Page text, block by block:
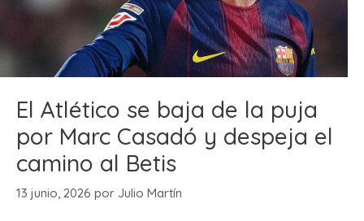
El Atlético se baja de la puja
por Marc Casadó y despeja el
camino al Betis
13 junio, 2026 por Julio Martín